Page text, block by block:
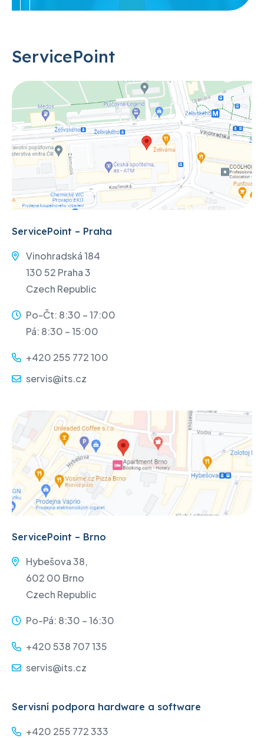
ServicePoint
ServicePoint – Praha
Vinohradská 184
130 52 Praha 3
Czech Republic
Po-Čt: 8:30 – 17:00
Pá: 8:30 – 15:00
+420 255 772 100
servis@its.cz
ServicePoint – Brno
Hybešova 38,
602 00 Brno
Czech Republic
Po-Pá: 8:30 – 16:30
+420 538 707 135
servis@its.cz
Servisní podpora hardware a software
+420 255 772 333